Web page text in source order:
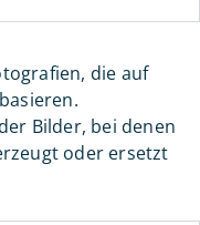
die auf
Bilder, bei denen
oder ersetzt